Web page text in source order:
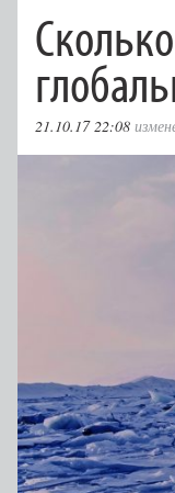
21.10.17 22:08